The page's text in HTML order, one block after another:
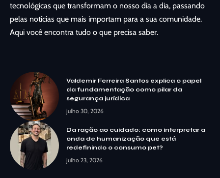
tecnológicas que transformam o nosso dia a dia, passando
pelas notícias que mais importam para a sua comunidade.
Aqui você encontra tudo o que precisa saber.
Valdemir Ferreira Santos explica o papel
da fundamentação como pilar da
segurança jurídica
julho 30, 2026
Da ração ao cuidado: como interpretar a
onda de humanização que está
redefinindo o consumo pet?
julho 23, 2026